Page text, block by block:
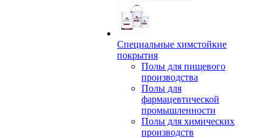
Специальные химстойкие
покрытия
Полы для пищевого
производства
Полы для
фармацевтической
промышленности
Полы для химических
производств